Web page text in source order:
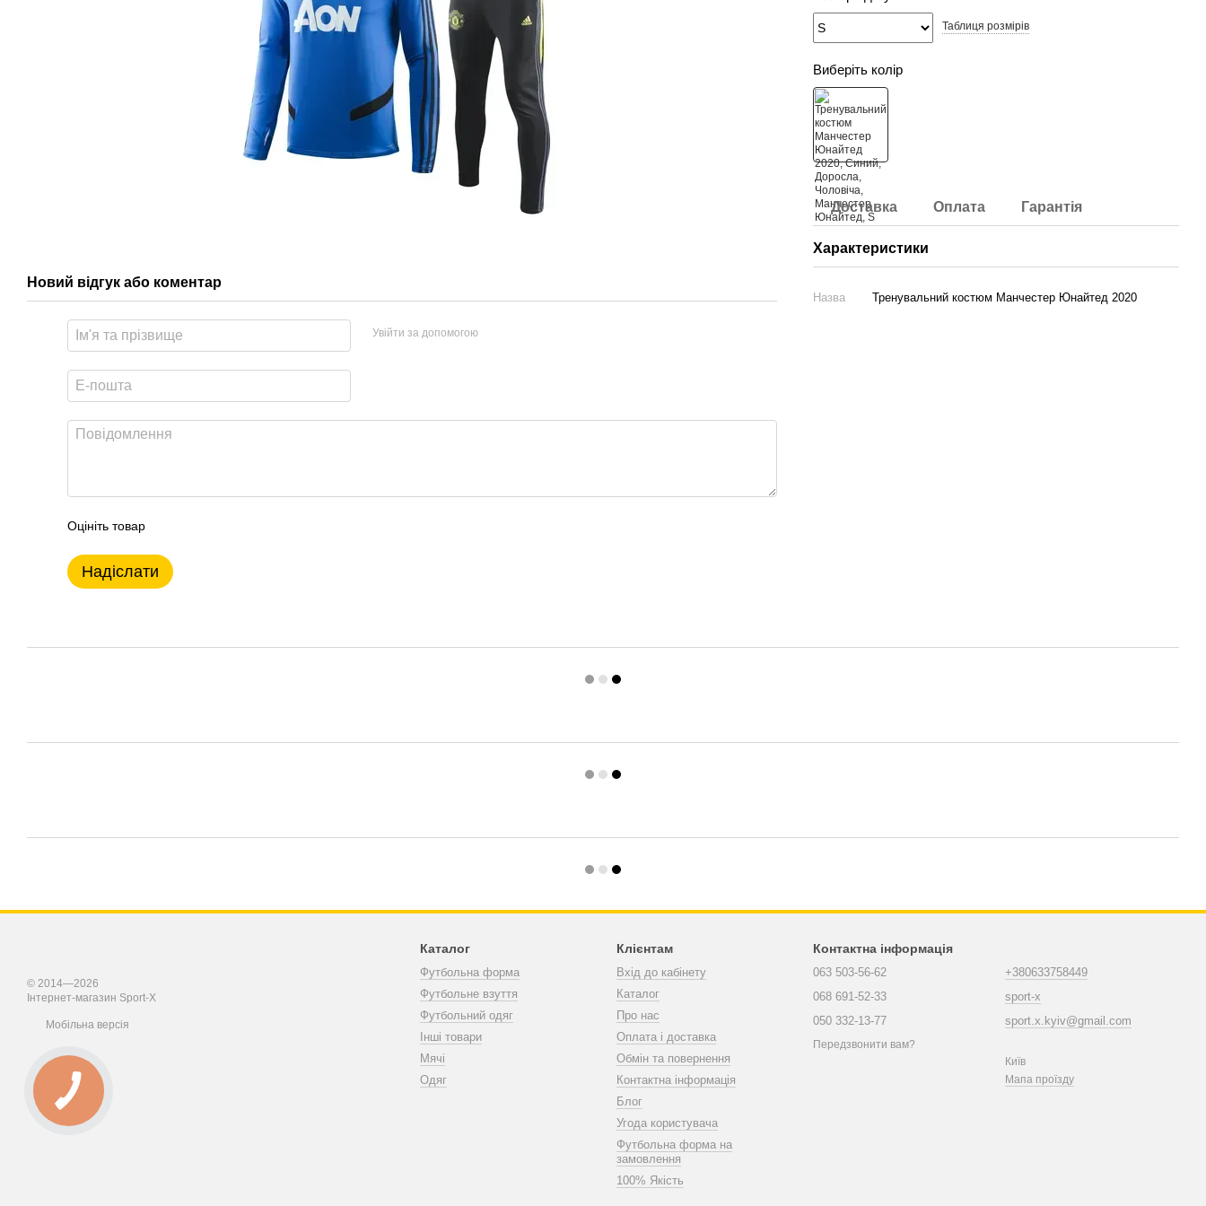
Новий відгук або коментар
Увійти за допомогою
Оцініть товар
Надіслати
Таблиця розмірів
Виберіть колір
Доставка Оплата Гарантія
Характеристики
Назва Тренувальний костюм Манчестер Юнайтед 2020
© 2014—2026
Інтернет-магазин Sport-X
Мобільна версія
Каталог
Футбольна форма
Футбольне взуття
Футбольний одяг
Інші товари
Мячі
Одяг
Клієнтам
Вхід до кабінету
Каталог
Про нас
Оплата і доставка
Обмін та повернення
Контактна інформація
Блог
Угода користувача
Футбольна форма на
замовлення
100% Якість
Контактна інформація
063 503-56-62
068 691-52-33
050 332-13-77
Передзвонити вам?
+380633758449
sport-x
sport.x.kyiv@gmail.com
Київ
Мапа проїзду